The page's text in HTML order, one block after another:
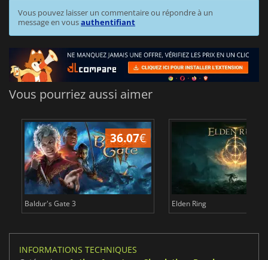
Vous pouvez laisser un commentaire ou répondre à un
message en vousauthentifiant
Vous pourriez aussi aimer
36.07€
Baldur's Gate 3 Elden Ring
INFORMATIONS TECHNIQUES